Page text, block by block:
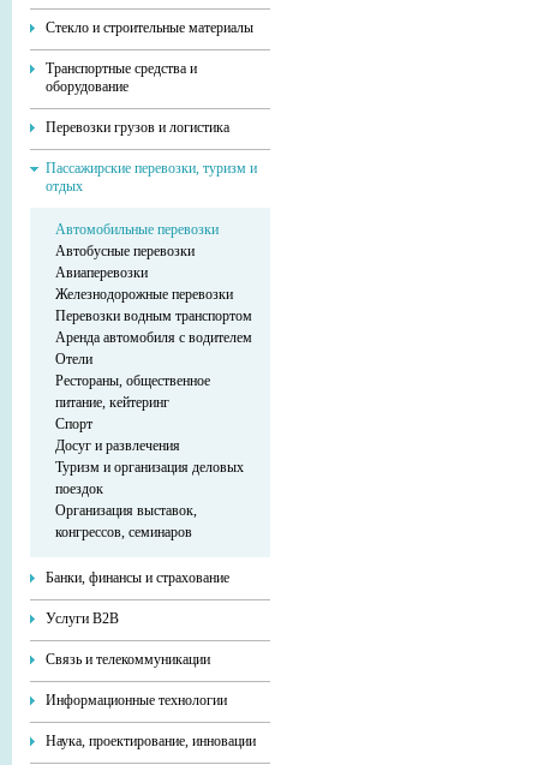
Стекло и строительные материалы
Транспортные средства и
оборудование
Перевозки грузов и логистика
Пассажирские перевозки, туризм и
отдых
Автомобильные перевозки
Автобусные перевозки
Авиаперевозки
Железнодорожные перевозки
Перевозки водным транспортом
Аренда автомобиля с водителем
Отели
Рестораны, общественное
питание, кейтеринг
Спорт
Досуг и развлечения
Туризм и организация деловых
поездок
Организация выставок,
конгрессов, семинаров
Банки, финансы и страхование
Услуги В2В
Связь и телекоммуникации
Информационные технологии
Наука, проектирование, инновации